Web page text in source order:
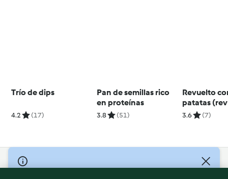
Trío de dips
4.2 (17)
Pan de semillas rico
en proteínas
3.8 (51)
Revuelto
patatas
Gramajo)
3.6 (7)
© Copyright 2026